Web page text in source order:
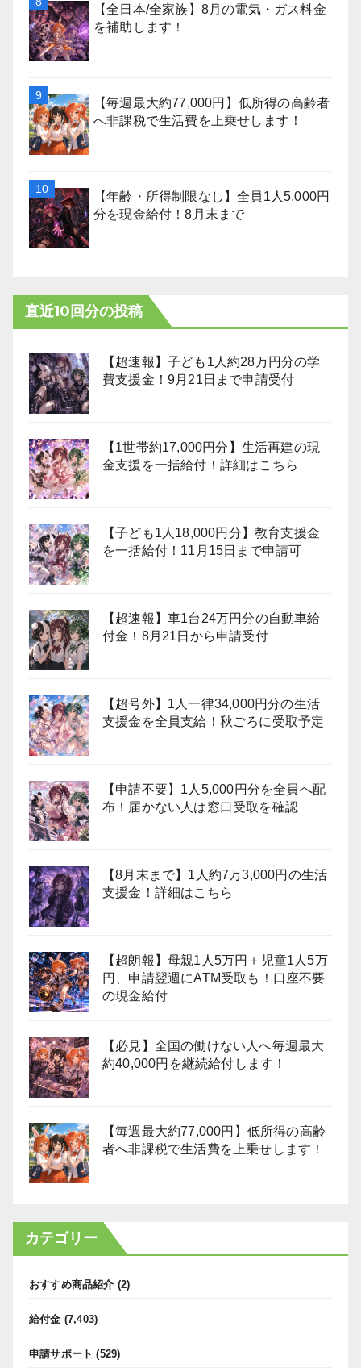
【全日本/全家族】8月の電気・ガス料金
を補助します！
【毎週最大約77,000円】低所得の高齢者
へ非課税で生活費を上乗せします！
【年齢・所得制限なし】全員1人5,000円
分を現金給付！8月末まで
直近10回分の投稿
【超速報】子ども1人約28万円分の学
費支援金！9月21日まで申請受付
【1世帯約17,000円分】生活再建の現
金支援を一括給付！詳細はこちら
【子ども1人18,000円分】教育支援金
を一括給付！11月15日まで申請可
【超速報】車1台24万円分の自動車給
付金！8月21日から申請受付
【超号外】1人一律34,000円分の生活
支援金を全員支給！秋ごろに受取予定
【申請不要】1人5,000円分を全員へ配
布！届かない人は窓口受取を確認
【8月末まで】1人約7万3,000円の生活
支援金！詳細はこちら
【超朗報】母親1人5万円＋児童1人5万
円、申請翌週にATM受取も！口座不要
の現金給付
【必見】全国の働けない人へ毎週最大
約40,000円を継続給付します！
【毎週最大約77,000円】低所得の高齢
者へ非課税で生活費を上乗せします！
カテゴリー
おすすめ商品紹介 (2)
給付金 (7,403)
申請サポート (529)